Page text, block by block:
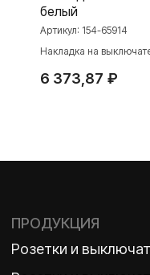
белый
Артикул: 154-65914
Накладка на
6 373,87 ₽
О ФАБРИКЕ
История
Наше время
Контакты
ДЗЕН